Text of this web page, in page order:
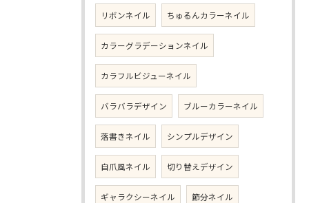
リボンネイル ちゅるんカラーネイル
カラーグラデーションネイル
カラフルビジューネイル
バラバラデザイン ブルーカラーネイル
落書きネイル シンプルデザイン
自爪風ネイル 切り替えデザイン
ギャラクシーネイル 節分ネイル